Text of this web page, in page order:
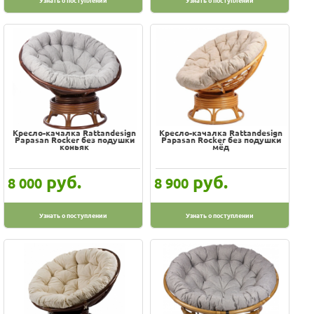
Кресло-качалка Rattandesign
Papasan Rocker без подушки
коньяк
8 000 руб.
Узнать о поступлении
Кресло-качалка Rattandesign
Papasan Rocker без подушки
мёд
8 900 руб.
Узнать о поступлении